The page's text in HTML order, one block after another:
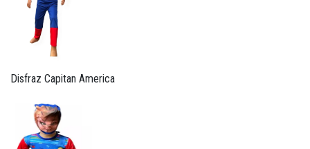
Disfraz Capitan America